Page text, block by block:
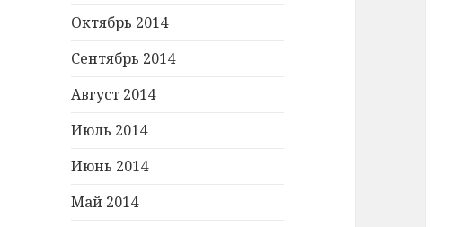
Октябрь 2014
Сентябрь 2014
Август 2014
Июль 2014
Июнь 2014
Май 2014